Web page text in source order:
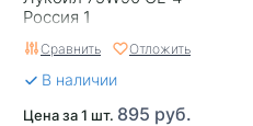
Россия 1
Сравнить Отложить
В наличии
Цена за 1 шт. 895 руб.